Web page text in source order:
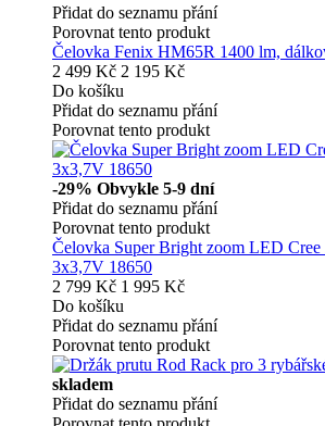
Přidat do seznamu přání
Porovnat tento produkt
Čelovka Fenix HM65R 1400 lm,
2 499 Kč 2 195 Kč
Do košíku
Přidat do seznamu přání
Porovnat tento produkt
-29% Obvykle 5-9 dní
Přidat do seznamu přání
Porovnat tento produkt
Čelovka Super Bright zoom LED
3x3,7V 18650
2 799 Kč 1 995 Kč
Do košíku
Přidat do seznamu přání
Porovnat tento produkt
skladem
Přidat do seznamu přání